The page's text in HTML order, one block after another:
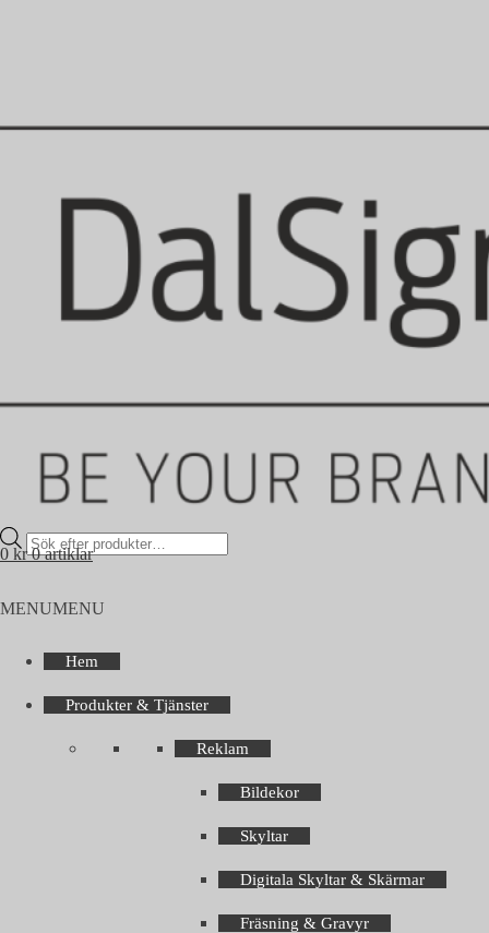
Products
search
0 kr 0 artiklar
MENUMENU
Hem
Produkter & Tjänster
Reklam
Bildekor
Skyltar
Digitala Skyltar & Skärmar
Fräsning & Gravyr